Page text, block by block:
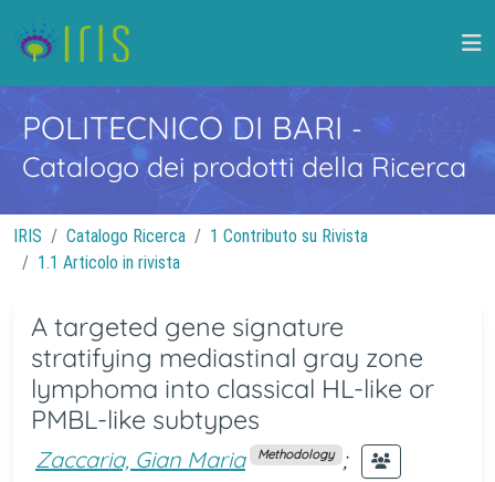
POLITECNICO DI BARI -
Catalogo dei prodotti della Ricerca
IRIS Catalogo Ricerca
1 Contributo su Rivista
1.1 Articolo in rivista
A targeted gene signature
stratifying mediastinal gray zone
lymphoma into classical HL-like or
PMBL-like subtypes
Zaccaria, Gian Maria Methodology ;